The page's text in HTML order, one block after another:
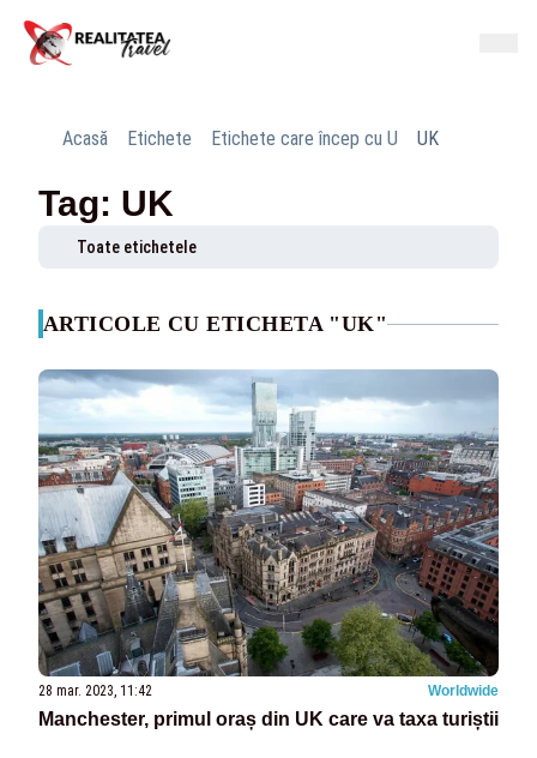
Acasă Etichete Etichete care încep cu U UK
Tag: UK
Toate etichetele
ARTICOLE CU ETICHETA "UK"
28 mar. 2023, 11:42 Worldwide
Manchester, primul oraș din UK care va taxa turiștii